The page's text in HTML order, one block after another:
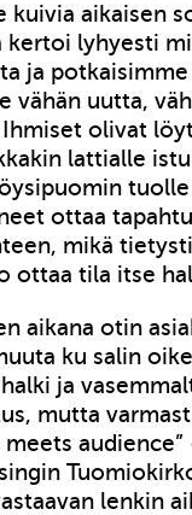
kuivia aikaisen
kertoi lyhyesti
ja potkaisimme
vähän uutta,
olivat
lattialle
ottaa
mikä
ottaa tila itse
aikana otin
ku salin
ja
mutta
lenkin